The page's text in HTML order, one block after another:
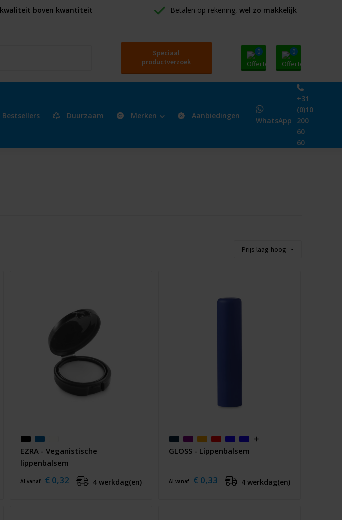
kwaliteit boven kwantiteit Betalen op rekening, wel zo makkelijk
Speciaal
productverzoek
0 0
Bestsellers Duurzaam Merken Aanbiedingen
WhatsApp
+31
(0)10
200
60
60
EZRA - Veganistische
lippenbalsem
Al vanaf € 0,32 4 werkdag(en)
GLOSS - Lippenbalsem
Al vanaf € 0,33 4 werkdag(en)